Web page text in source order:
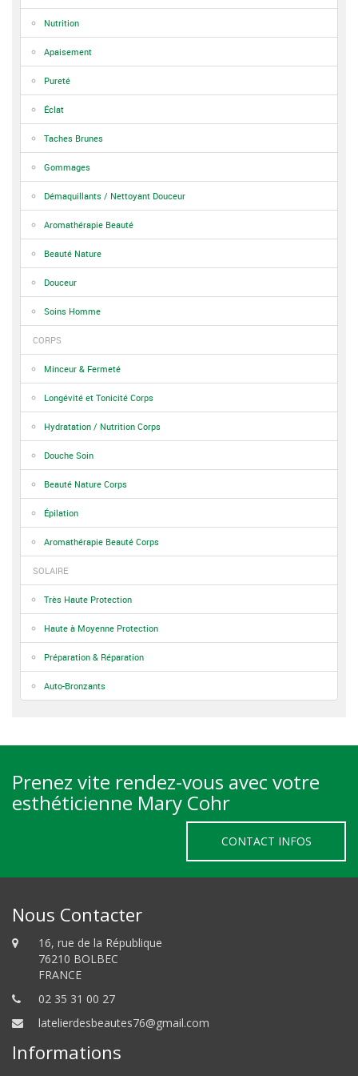
Nutrition
Apaisement
Pureté
Éclat
Taches Brunes
Gommages
Démaquillants / Nettoyant Douceur
Aromathérapie Beauté
Beauté Nature
Douceur
Soins Homme
CORPS
Minceur & Fermeté
Longévité et Tonicité Corps
Hydratation / Nutrition Corps
Douche Soin
Beauté Nature Corps
Épilation
Aromathérapie Beauté Corps
SOLAIRE
Très Haute Protection
Haute à Moyenne Protection
Préparation & Réparation
Auto-Bronzants
Prenez vite rendez-vous avec votre
esthéticienne Mary Cohr
CONTACT INFOS
Nous Contacter
16, rue de la République
76210 BOLBEC
FRANCE
02 35 31 00 27
latelierdesbeautes76@gmail.com
Informations